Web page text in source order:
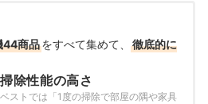
44商品をすべて集めて、
徹底的に
掃除性能の高さ
ストでは「1度の掃除で部屋の隅や家具